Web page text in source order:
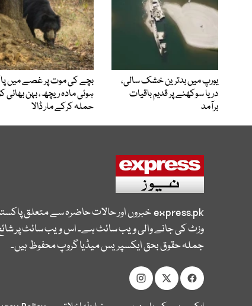
یورپ میں بدترین خشک سالی،
دریا سوکھنے پر قدیم باقیات
برآمد
بچے کی موت پر غصے میں
ہوئی مادہ ریچھ، بہن بھائی
حملہ کرکے مار ڈالا
express.pkخبروں اور حالات حاضرہ سے متعلق
وزٹ کی جانے والی ویب سائٹ ہے۔ اس ویب سائٹ پر
جملہ حقوق بحق ایکسپریس میڈیا گروپ محفوظ ہیں۔